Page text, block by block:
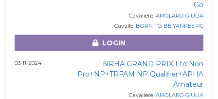
Go
Cavaliere: AMOLARO GIULIA
Cavallo: BORN TO BE YANKEE PC
LOGIN
03-11-2024
NRHA GRAND PRIX Ltd Non
Pro+NP+TRFAM NP Qualifier+APHA
Amateur
Cavaliere: AMOLARO GIULIA